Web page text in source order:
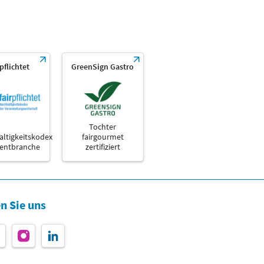
GreenSign Gastro
Tochter
fairgourmet
zertifiziert
Sie uns